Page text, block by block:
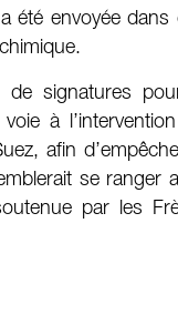
été envoyée dans
de signatures
à
afin
se ranger
par les